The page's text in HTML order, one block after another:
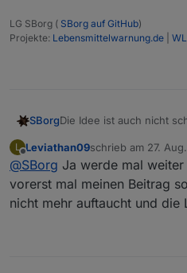
LG SBorg ( SBorg auf GitHub)
Projekte: Lebensmittelwarnung.de
SBorgDie Idee ist auch nicht
löschen. Die aktuelle
entry.description[0],
Ich lass dich mal werkeln :)
L
Offline
Leviathan09schrieb am 27.
zuletzt editiert von
@SBorg Ja werde mal
vorerst mal meinen Beitrag
nicht mehr auftaucht und die